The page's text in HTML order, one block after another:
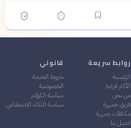
روابط سريعة
الرئيسية
الأكثر قراءة
من نحن
فريق جمهرة
مكافآت جمهرة
اتصل بنا
قانوني
شروط الخدمة
الخصوصية
سياسة الكوكيز
سياسة الذكاء الاصطناعي